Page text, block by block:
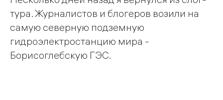
тура. Журналистов и блогеров возили на
самую северную подземную
гидроэлектростанцию мира -
Борисоглебскую ГЭС.